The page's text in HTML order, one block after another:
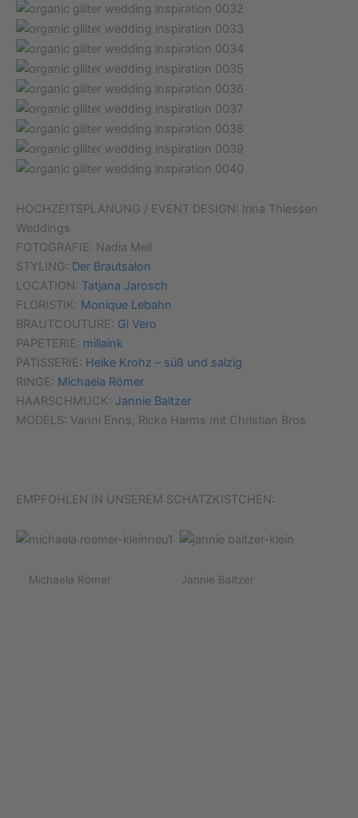
HOCHZEITSPLANUNG / EVENT DESIGN: Irina Thiessen
Weddings
FOTOGRAFIE: Nadia Meli
STYLING: Der Brautsalon
LOCATION: Tatjana Jarosch
FLORISTIK: Monique Lebahn
BRAUTCOUTURE: Gi Vero
PAPETERIE: miliaink
PATISSERIE: Heike Krohz – süß und salzig
RINGE: Michaela Römer
HAARSCHMUCK: Jannie Baltzer
MODELS: Vanni Enns, Ricke Harms mit Christian Bros
EMPFOHLEN IN UNSEREM SCHATZKISTCHEN:
Michaela Römer Jannie Baltzer